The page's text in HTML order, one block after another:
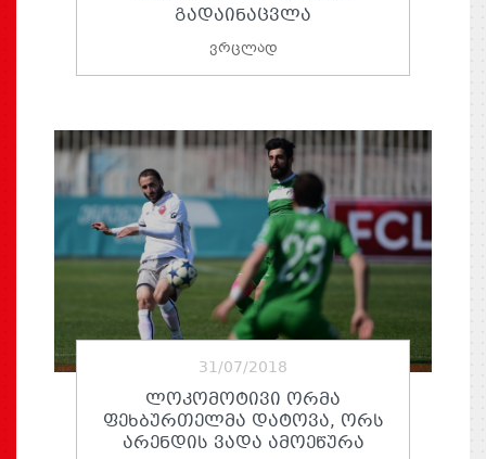
ᲒᲐᲓᲐᲘᲜᲐᲪᲕᲚᲐ
ვრცლად
31/07/2018
ᲚᲝᲙᲝᲛᲝᲢᲘᲕᲘ ᲝᲠᲛᲐ
ᲤᲔᲮᲑᲣᲠᲗᲔᲚᲛᲐ ᲓᲐᲢᲝᲕᲐ, ᲝᲠᲡ
ᲐᲠᲔᲜᲓᲘᲡ ᲕᲐᲓᲐ ᲐᲛᲝᲔᲬᲣᲠᲐ